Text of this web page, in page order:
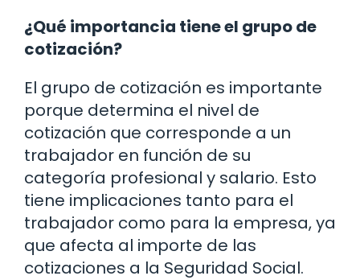
¿Qué importancia tiene el grupo de
cotización?
El grupo de cotización es importante
porque determina el nivel de
cotización que corresponde a un
trabajador en función de su
categoría profesional y salario. Esto
tiene implicaciones tanto para el
trabajador como para la empresa, ya
que afecta al importe de las
cotizaciones a la Seguridad Social.